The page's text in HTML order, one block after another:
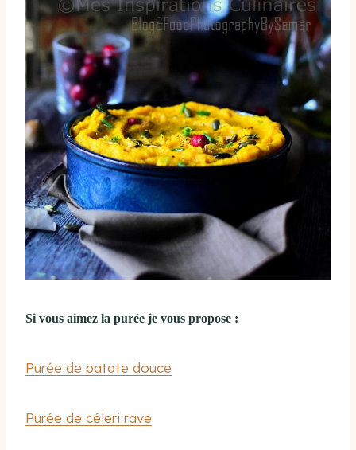
Si vous aimez la purée je vous propose :
Purée de patate douce
Purée de céleri rave